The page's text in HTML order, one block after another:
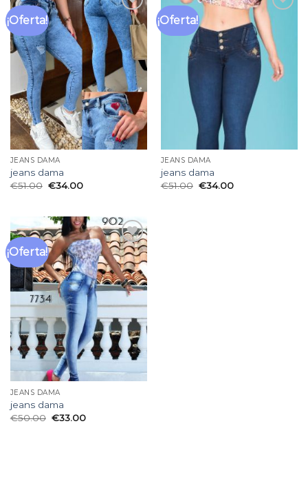
¡Oferta!
Añadir
a la
lista
de
deseos
JEANS DAMA
jeans dama
€51.00 €34.00
¡Oferta!
Añadir
a la
lista
de
deseos
JEANS DAMA
jeans dama
€51.00 €34.00
¡Oferta!
Añadir
a la
lista
de
deseos
JEANS DAMA
jeans dama
€50.00 €33.00